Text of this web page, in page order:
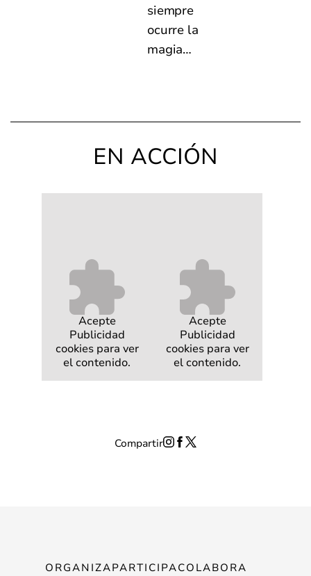
siempre
ocurre la
magia…
EN ACCIÓN
Acepte
Publicidad
cookies para ver
el contenido.
Acepte
Publicidad
cookies para ver
el contenido.
Compartir
ORGANIZAPARTICIPACOLABORA